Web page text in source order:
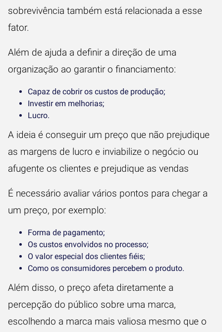
sobrevivência também está relacionada a esse
fator.
Além de ajuda a definir a direção de uma
organização ao garantir o financiamento:
Capaz de cobrir os custos de produção;
Investir em melhorias;
Lucro.
A ideia é conseguir um preço que não prejudique
as margens de lucro e inviabilize o negócio ou
afugente os clientes e prejudique as vendas
É necessário avaliar vários pontos para chegar a
um preço, por exemplo:
Forma de pagamento;
Os custos envolvidos no processo;
O valor especial dos clientes fiéis;
Como os consumidores percebem o produto.
Além disso, o preço afeta diretamente a
percepção do público sobre uma marca,
escolhendo a marca mais valiosa mesmo que o